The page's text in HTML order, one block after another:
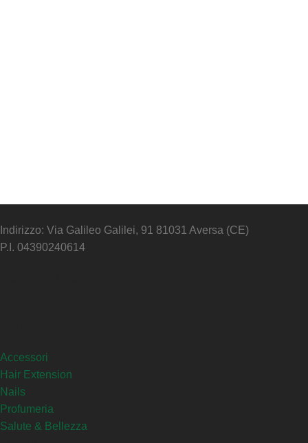
Indirizzo: Via Galileo Galilei, 91 81031 Aversa (CE)
P.I. 04390240614
Accessori
Hair Extension
Nails
Profumeria
Salute & Bellezza